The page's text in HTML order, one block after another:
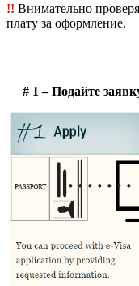
!! Внимательно
плату за оформление.
# 1 – Подайте